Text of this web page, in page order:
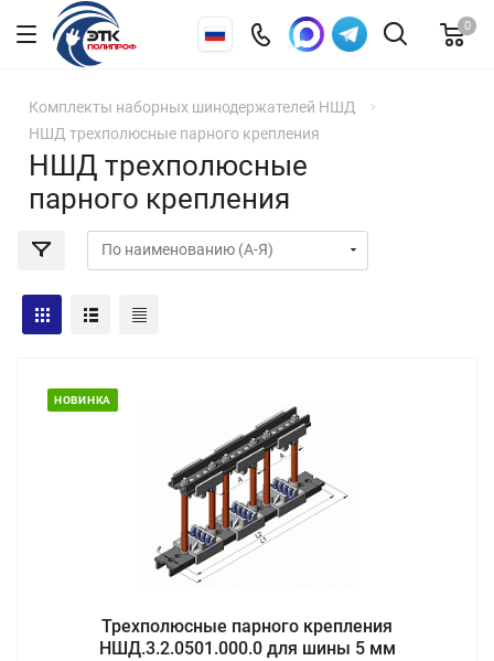
0
Комплекты наборных шинодержателей НШД
НШД трехполюсные парного крепления
НШД трехполюсные
парного крепления
НОВИНКА
Трехполюсные парного крепления
НШД.3.2.0501.000.0 для шины 5 мм